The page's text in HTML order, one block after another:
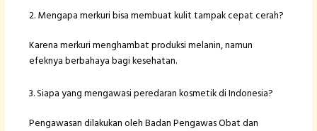
2. Mengapa merkuri bisa membuat kulit tampak cepat cerah?
Karena merkuri menghambat produksi melanin, namun
efeknya berbahaya bagi kesehatan.
3. Siapa yang mengawasi peredaran kosmetik di Indonesia?
Pengawasan dilakukan oleh Badan Pengawas Obat dan